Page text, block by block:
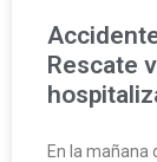
Rescate
En la mañana